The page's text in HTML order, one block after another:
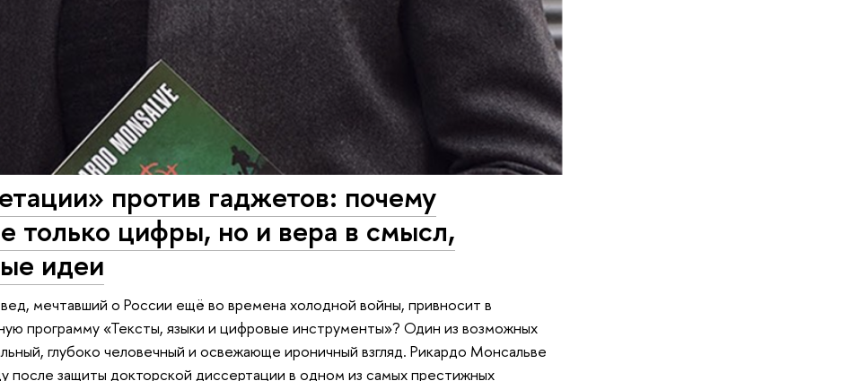
против гаджетов: почему
только цифры, но и вера в смысл,
идеи
мечтавший о России ещё во времена холодной войны, привносит в
программу «Тексты, языки и цифровые инструменты»? Один из возможных
глубоко человечный и освежающе ироничный взгляд. Рикардо Монсальве
после защиты докторской диссертации в одном из самых престижных